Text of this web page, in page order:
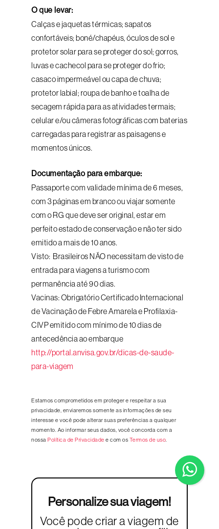
O que levar:
Calças e jaquetas térmicas; sapatos
confortáveis; boné/chapéus, óculos de sol e
protetor solar para se proteger do sol; gorros,
luvas e cachecol para se proteger do frio;
casaco impermeável ou capa de chuva;
protetor labial; roupa de banho e toalha de
secagem rápida para as atividades termais;
celular e/ou câmeras fotográficas com baterias
carregadas para registrar as paisagens e
momentos únicos.
Documentação para embarque:
Passaporte com validade mínima de 6 meses,
com 3 páginas em branco ou viajar somente
com o RG que deve ser original, estar em
perfeito estado de conservação e não ter sido
emitido a mais de 10 anos.
Visto: Brasileiros NÃO necessitam de visto de
entrada para viagens a turismo com
permanência até 90 dias.
Vacinas: Obrigatório Certificado Internacional
de Vacinação de Febre Amarela e Profilaxia-
CIVP emitido com mínimo de 10 dias de
antecedência ao embarque
http://portal.anvisa.gov.br/dicas-de-saude-
para-viagem
Estamos comprometidos em proteger e respeitar a sua
privacidade, enviaremos somente as informações de seu
interesse e você pode alterar suas preferências a qualquer
momento. Ao informar seus dados, você concorda com a
nossa Política de Privacidade e com os Termos de uso
Personalize sua viagem!
Você pode criar a viagem de